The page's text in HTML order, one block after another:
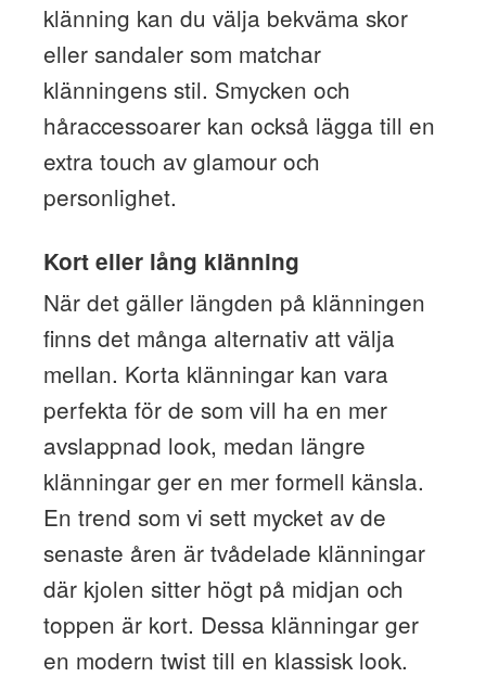
klänning kan du välja bekväma skor
eller sandaler som matchar
klänningens stil. Smycken och
håraccessoarer kan också lägga till en
extra touch av glamour och
personlighet.
Kort eller lång klänning
När det gäller längden på klänningen
finns det många alternativ att välja
mellan. Korta klänningar kan vara
perfekta för de som vill ha en mer
avslappnad look, medan längre
klänningar ger en mer formell känsla.
En trend som vi sett mycket av de
senaste åren är tvådelade klänningar
där kjolen sitter högt på midjan och
toppen är kort. Dessa klänningar ger
en modern twist till en klassisk look.